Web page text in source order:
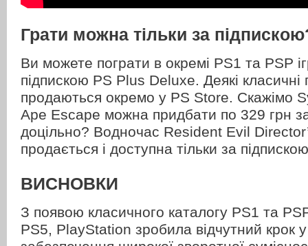
Грати можна тільки за
Ви можете пограти в окремі PS1 та PSP
підпискою PS Plus Deluxe. Деякі класичні
продаються окремо у PS Store. Скажімо
Ape Escape можна придбати по 329 грн
доцільно? Водночас Resident Evil
продається і доступна тільки за
ВИСНОВКИ
З появою класичного каталогу PS1 та
PS5, PlayStation зробила відчутний крок